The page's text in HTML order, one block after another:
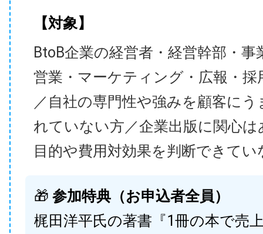
【対象】
BtoB企業の経営者・経営幹部・事
営業・マーケティング・広報・採
／自社の専門性や強みを顧客に
れていない方／企業出版に関心
目的や費用対効果を判断できてい
🎁 参加特典（お申込者全員）
梶田洋平氏の著書『1冊の本で売